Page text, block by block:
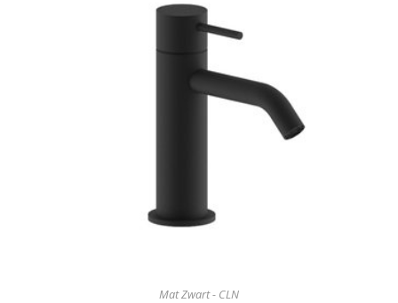
Mat Zwart - CLN